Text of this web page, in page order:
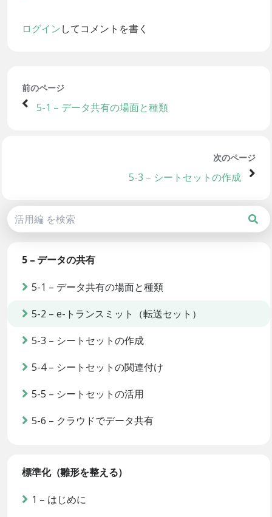
ログインしてコメントを書く
前のページ
5-1 – データ共有の場面と種類
次のページ
5-3 – シートセットの作成
5 – データの共有
5-1 – データ共有の場面と種類
5-2 – e-トランスミット（転送セット）
5-3 – シートセットの作成
5-4 – シートセットの関連付け
5-5 – シートセットの活用
5-6 – クラウドでデータ共有
標準化（雛形を整える）
1 – はじめに